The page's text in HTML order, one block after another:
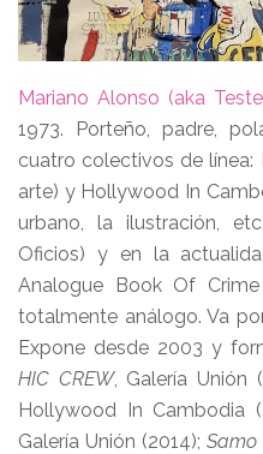
Mariano Alonso (aka
1973. Porteño, padre,
cuatro colectivos de línea:
arte) y Hollywood In
urbano, la ilustración,
Oficios) y en la
Analogue Book Of
totalmente análogo. Va
Expone desde 2003 y
HIC CREW, Galería Unión
Hollywood In Cambodia
Galería Unión (2014); Samo